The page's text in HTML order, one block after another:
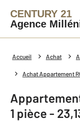
CENTURY 21
Agence
Accueil Achat
Achat Appartement
1 pièce -